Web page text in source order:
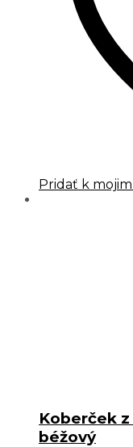
Pridať k
Koberček
béžový